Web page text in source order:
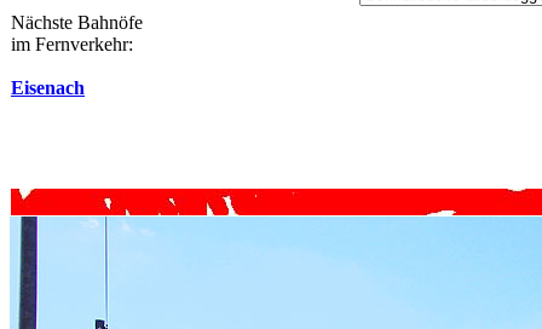
Nächste Bahnöfe
im Fernverkehr:
Eisenach